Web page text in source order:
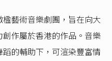
藝術音樂劇團，旨在向大
作屬於香港的作品。音樂
的輔助下，可渲染豐富情